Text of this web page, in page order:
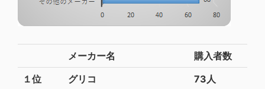
メーカー名
購入者数
１位
グリコ
73人